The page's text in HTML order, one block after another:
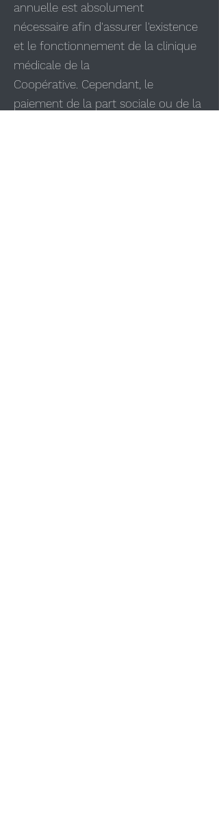
annuelle est absolument
nécessaire afin d'assurer l'existence
et le fonctionnement de la clinique
médicale de la
Coopérative. Cependant, le
paiement de la part sociale ou de la